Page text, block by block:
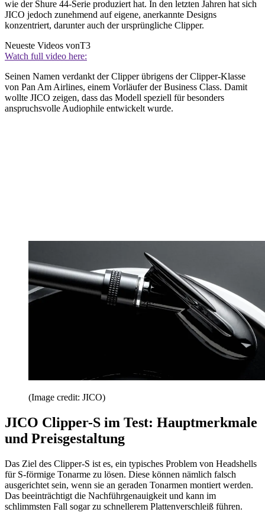
wie der Shure 44-Serie produziert hat. In den letzten Jahren hat sich
JICO jedoch zunehmend auf eigene, anerkannte Designs
konzentriert, darunter auch der ursprüngliche Clipper.
Neueste Videos vonT3
Watch full video here:
Seinen Namen verdankt der Clipper übrigens der Clipper-Klasse
von Pan Am Airlines, einem Vorläufer der Business Class. Damit
wollte JICO zeigen, dass das Modell speziell für besonders
anspruchsvolle Audiophile entwickelt wurde.
(Image credit: JICO)
JICO Clipper-S im Test: Hauptmerkmale
und Preisgestaltung
Das Ziel des Clipper-S ist es, ein typisches Problem von Headshells
für S-förmige Tonarme zu lösen. Diese können nämlich falsch
ausgerichtet sein, wenn sie an geraden Tonarmen montiert werden.
Das beeinträchtigt die Nachführgenauigkeit und kann im
schlimmsten Fall sogar zu schnellerem Plattenverschleiß führen.